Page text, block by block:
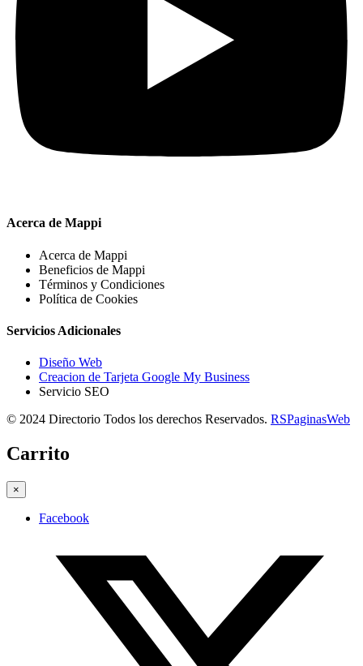
Acerca de Mappi
Acerca de Mappi
Beneficios de Mappi
Términos y Condiciones
Política de Cookies
Servicios Adicionales
Diseño Web
Creacion de Tarjeta Google My Business
Servicio SEO
© 2024 Directorio Todos los derechos Reservados. RSPaginasWeb
Carrito
×
Facebook